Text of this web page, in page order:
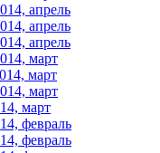
апрель
апрель
апрель
март
март
март
март
февраль
февраль